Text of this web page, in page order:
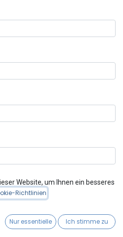
Website, um Ihnen ein besseres
Richtlinien
Nur essentielle Ich stimme zu